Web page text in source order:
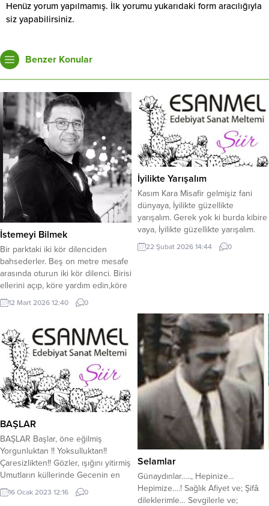
Henüz yorum yapılmamış. İlk yorumu yukarıdaki form aracılığıyla
siz yapabilirsiniz.
Benzer Konular
İstemeyi Bilmek
Bir parktaki iki kör dilenciden
bahsederler. Beş on metre mesafe
arasında oturun iki kör dilenci. Birisi
ellerini açıp, köre yardım edin,köre
yardım edin,diye seslenir, diğeri
boynuna bir yazı asmıştır: ‘’Bahar
körüm.’’ İnsanlar birinci dilencinin
önünden yüzüne bile bakmadan
geçerken, diğerine avuç avuç para
verirler. Bütün şartlar...
12 Mart 2026 12:40 0
İyilikte Yarışalım
​Kasım Kara ​Misafir gelmişiz fani
dünyaya, İyilikte güzellikte
yarışalım. Gerek yok ki burda kibire
vaya, İyilikte güzellikte yarışalım. ​
Ömür dediğimiz bir anlık nefes,
Dünya malı burda, boş bir heves.
Yarın...
22 Şubat 2026 14:44 0
BAŞLAR
BAŞLAR Başlar, öne eğilmiş
Yorgunluktan !! Yoksulluktan!!
Çaresizlikten!! Gözler, ışığını yitirmiş
Umutların küllerinde Gecenin en
koyu renginde Ummanın,
bilinmezliğinde BAŞLAR!! Yönetimi
16 Ocak 2023 12:16 0
Selamlar
Günaydınlar….., Hepinize…
Hepimize….! Sağlık Afiyet ve; Şifâ
dileklerimle… Sevgilerle ve;